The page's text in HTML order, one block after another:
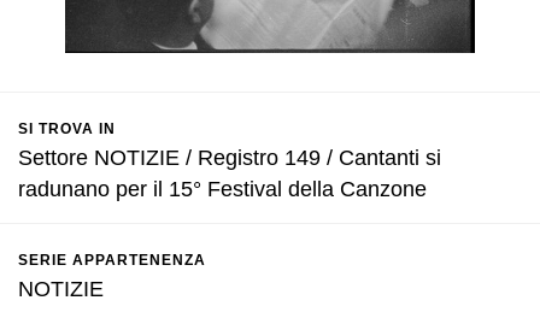
SI TROVA IN
Settore NOTIZIE / Registro 149 / Cantanti si
radunano per il 15° Festival della Canzone
SERIE APPARTENENZA
NOTIZIE